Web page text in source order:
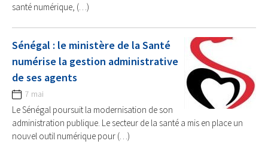
santé numérique, (…)
Sénégal : le ministère de la Santé
numérise la gestion administrative
de ses agents
7 mai
Le Sénégal poursuit la modernisation de son
administration publique. Le secteur de la santé a mis en place un
nouvel outil numérique pour (…)